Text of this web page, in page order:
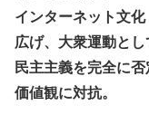
インターネット文
広げ、大衆運動とし
民主主義を完全に
価値観に対抗。